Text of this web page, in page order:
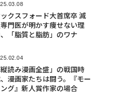
クスフォード大首席卒 減
門医が明かす痩せない理
「脂質と脂肪」のワナ
縦読み漫画全盛」の戦国時
漫画家たちは闘う。『モー
グ』新人賞作家の場合